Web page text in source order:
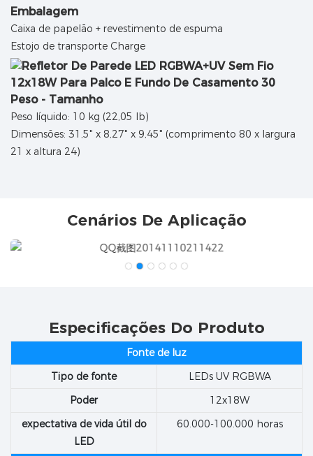
Embalagem
Caixa de papelão + revestimento de espuma
Estojo de transporte Charge
Peso - Tamanho
Peso líquido: 10 kg (22,05 lb)
Dimensões: 31,5" x 8,27" x 9,45" (comprimento 80 x largura
21 x altura 24)
Cenários De Aplicação
Especificações Do Produto
Fonte de luz
Tipo de fonte
LEDs UV RGBWA
Poder
12x18W
expectativa de vida útil do
LED
60.000-100.000 horas